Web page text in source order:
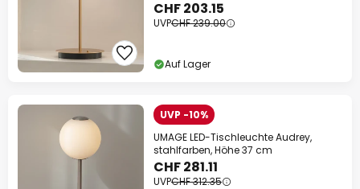
CHF 203.15
UVPCHF 239.00
Auf Lager
UVP -10%
UMAGE LED-Tischleuchte Audrey,
stahlfarben, Höhe 37 cm
CHF 281.11
UVPCHF 312.35